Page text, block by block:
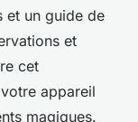
et un guide de
et
cet
appareil
magiques.